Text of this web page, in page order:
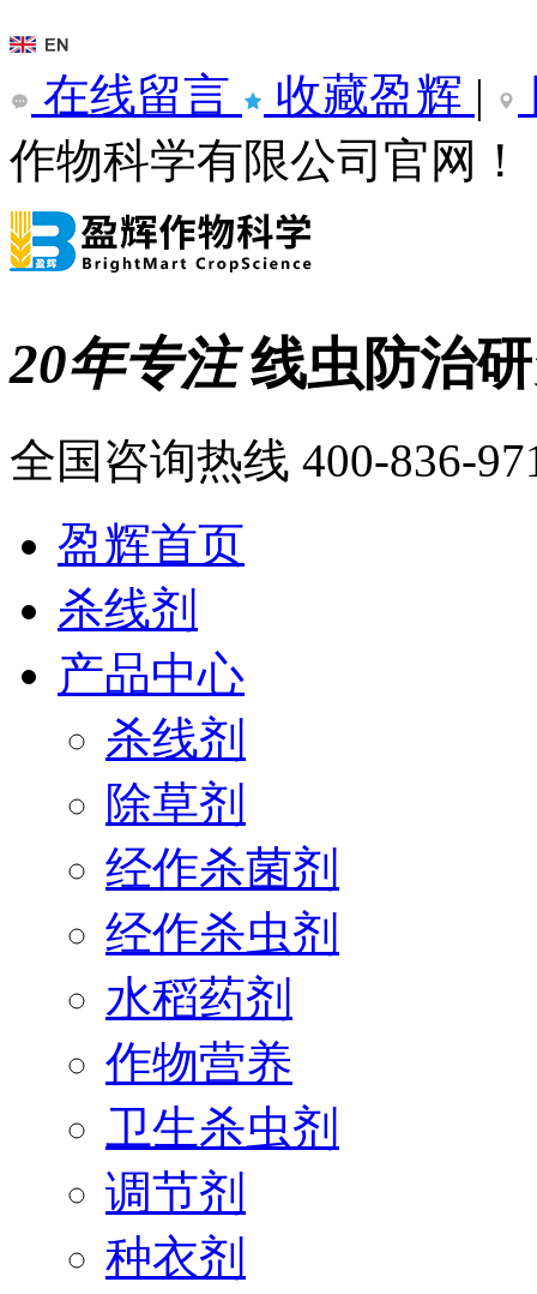
在线留言 收藏盈辉 |
作物科学有限公司官网！
20年专注线虫防治
全国咨询热线 400-836-
盈辉首页
杀线剂
产品中心
杀线剂
除草剂
经作杀菌剂
经作杀虫剂
水稻药剂
作物营养
卫生杀虫剂
调节剂
种衣剂